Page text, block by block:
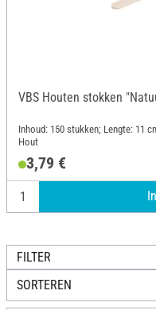
VBS Houten stokken
Inhoud: 150 stukken; Lengte: 11
Hout
3,79 €
FILTER
SORTEREN